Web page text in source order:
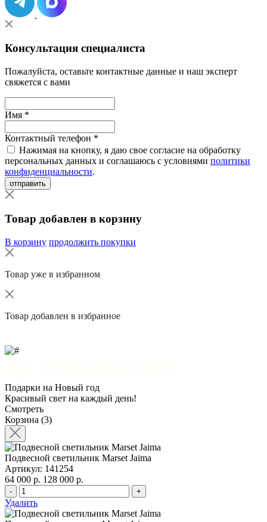
Консультация специалиста
Пожалуйста, оставьте контактные данные и наш эксперт
свяжется с вами
Имя *
Контактный телефон *
Нажимая на кнопку, я даю свое согласие на обработку
персональных данных и соглашаюсь с условиями политики
конфиденциальности.
отправить
Товар добавлен в корзину
В корзину продолжить покупки
Товар уже в избранном
Товар добавлен в избранное
Подарки на Новый год
Красивый свет на каждый день!
Смотреть
Корзина (3)
Подвесной светильник Marset Jaima
Артикул: 141254
64 000 р. 128 000 р.
- +
Удалить